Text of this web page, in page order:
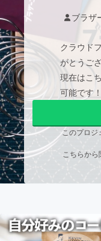
映像・映
ビジネス
まちづく
CAMPFIRE
CAMPFIRE
ブラザ
クラウド
がとうご
現在はこ
可能です！
このプロジ
こちらから